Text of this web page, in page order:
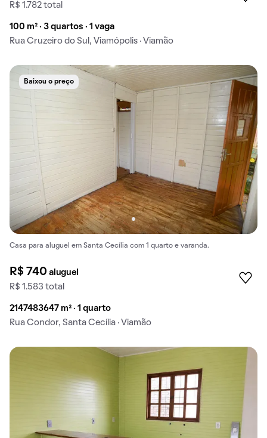
R$ 1.782 total
100 m² · 3 quartos · 1 vaga
Rua Cruzeiro do Sul, Viamópolis · Viamão
Baixou o preço
Casa para aluguel em Santa Cecília com 1 quarto e varanda.
R$ 740aluguel
R$ 1.583 total
2147483647 m² · 1 quarto
Rua Condor, Santa Cecília · Viamão